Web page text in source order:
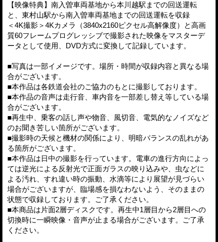
【映像特典】南入曽車両基地から本川越駅までの回送運転
と、東村山駅から南入曽車両基地までの回送運転を収録
＜4K撮影＞4Kカメラ（3840x2160ピクセル高解像度）と高画
質60フレームプログレッシブで撮影された映像をマスターデ
ータとして使用、DVD方式に変換して記録しています。
■写真は一部イメージです。場所・時間が収録内容と異なる場
合がございます。
■本作品は各鉄道会社のご協力のもとに撮影しております。
■本作品の音声は走行音、車内音を一部差し替え等している場
合がございます。
■再生中、乗客の話し声や物音、風切音、電気的なノイズなど
のお聞き苦しい箇所がございます。
■撮影時の天候と機材の関係により、明暗バランスの乱れがあ
る箇所がございます。
■本作品は日中の撮影を行っています。電車の進行方向によっ
ては逆光による反射光で正面ガラスの映り込みや、虫などに
よる汚れ、すれ違い時の振動、水滴等により展望が見づらい
場合がございますが、臨場感を損なわないよう、そのままの
状態で収録しております。ご了承ください。
■本商品は片面2層ディスクです。再生中1層目から2層目への
切換時に一瞬映像・音声が止まる場合がございます。ご了承
ください。